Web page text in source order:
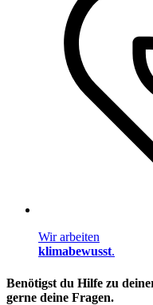
Wir arbeiten
klimabewusst.
Benötigst du Hilfe zu
gerne deine Fragen.